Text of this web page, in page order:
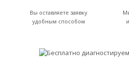
Вы оставляете заявку
удобным способом